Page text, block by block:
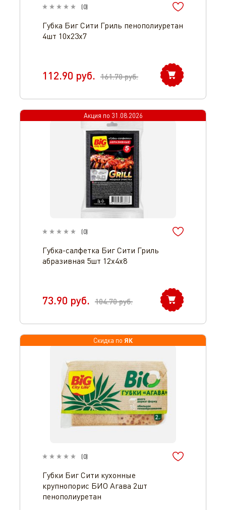
(0)
Губка Биг Сити Гриль пенополиуретан
4шт 10х23х7
112.90 руб. 161.70руб.
Акция по 31.08.2026
(0)
Губка-салфетка Биг Сити Гриль
абразивная 5шт 12х4х8
73.90 руб. 104.70руб.
Скидка по ЯК
(0)
Губки Биг Сити кухонные
крупнопорис БИО Агава 2шт
пенополиуретан